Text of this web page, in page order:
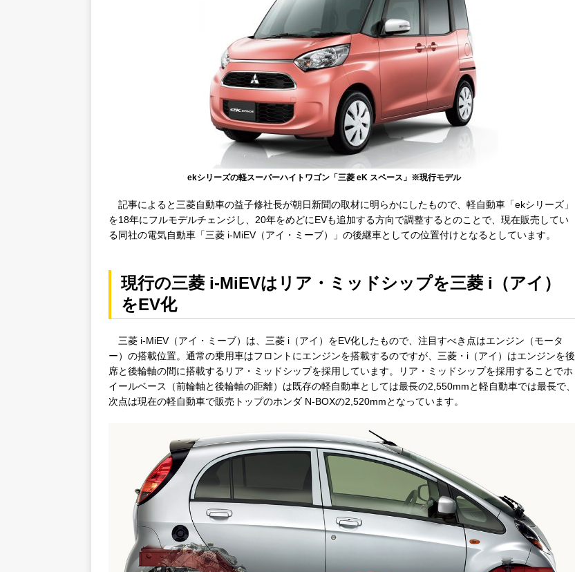
ekシリーズの軽スーパーハイトワゴン「三菱 eK スペース」※現行モデル
記事によると三菱自動車の益子修社長が朝日新聞の取材に明らかにしたもので、軽自動車「ekシリーズ」
を18年にフルモデルチェンジし、20年をめどにEVも追加する方向で調整するとのことで、現在販売してい
る同社の電気自動車「三菱 i-MiEV（アイ・ミーブ）」の後継車としての位置付けとなるとしています。
現行の三菱 i-MiEVはリア・ミッドシップを三菱 i（アイ）
をEV化
三菱 i-MiEV（アイ・ミーブ）は、三菱 i（アイ）をEV化したもので、注目すべき点はエンジン（モータ
ー）の搭載位置。通常の乗用車はフロントにエンジンを搭載するのですが、三菱・i（アイ）はエンジンを後
席と後輪軸の間に搭載するリア・ミッドシップを採用しています。リア・ミッドシップを採用することでホ
イールベース（前輪軸と後輪軸の距離）は既存の軽自動車としては最長の2,550mmと軽自動車では最長で、
次点は現在の軽自動車で販売トップのホンダ N-BOXの2,520mmとなっています。